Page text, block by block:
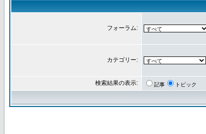
フォーラム:
カテゴリー:
検索結果の表示: 記事 トピック